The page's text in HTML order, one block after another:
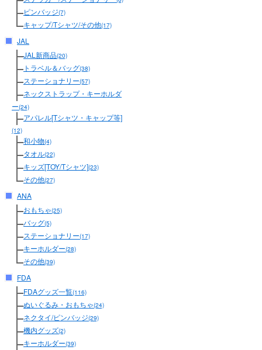
ピンバッジ(7)
キャップ/Tシャツ/その他(17)
JAL
JAL新商品(20)
トラベル＆バッグ(38)
ステーショナリー(57)
ネックストラップ・キーホルダ
ー(24)
アパレル[Tシャツ・キャップ等]
(12)
和小物(4)
タオル(22)
キッズ[TOY/Tシャツ](23)
その他(27)
ANA
おもちゃ(25)
バッグ(5)
ステーショナリー(17)
キーホルダー(28)
その他(39)
FDA
FDAグッズ一覧(116)
ぬいぐるみ・おもちゃ(24)
ネクタイ/ピンバッジ(29)
機内グッズ(2)
キーホルダー(39)